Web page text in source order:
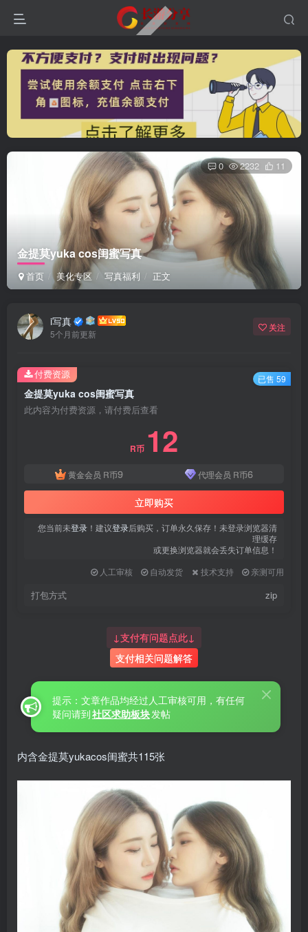
金提莫yuka cos闺蜜写真
首页 美化专区 写真福利 正文
0 2232 11
i写真
5个月前更新
关注
金提莫yuka cos闺蜜写真
此内容为付费资源，请付费后查看
R币 12
黄金会员 R币9 代理会员 R币6
立即购买
您当前未登录 ！建议登录后购买，订单永久保存！未登录浏览器清
理缓存
或更换浏览器就会丢失订单信息！
人工审核
自动发货 技术支持 亲测可用
打包方式 zip
付费资源 已售 59
↓支付有问题点此↓
支付相关问题解答
提示：文章作品均经过人工审核可用，有任何
疑问请到社区求助板块发帖
内含金提莫yukacos闺蜜共115张